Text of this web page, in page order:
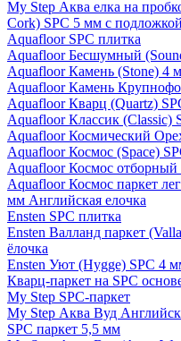
My Step Аква елка на
Cork) SPC 5 мм с подложкой
Aquafloor SPC плитка
Aquafloor Бесшумный
Aquafloor Камень (Stone) 4
Aquafloor Камень
Aquafloor Кварц (Quartz)
Aquafloor Классик (Classic)
Aquafloor Космический
Aquafloor Космос (Space)
Aquafloor Космос
Aquafloor Космос паркет
мм Английская елочка
Ensten SPC плитка
Ensten Валланд паркет
ёлочка
Ensten Уют (Hygge) SPC 4
Кварц-паркет на SPC
My Step SPC-паркет
My Step Аква Вуд
SPC паркет 5,5 мм